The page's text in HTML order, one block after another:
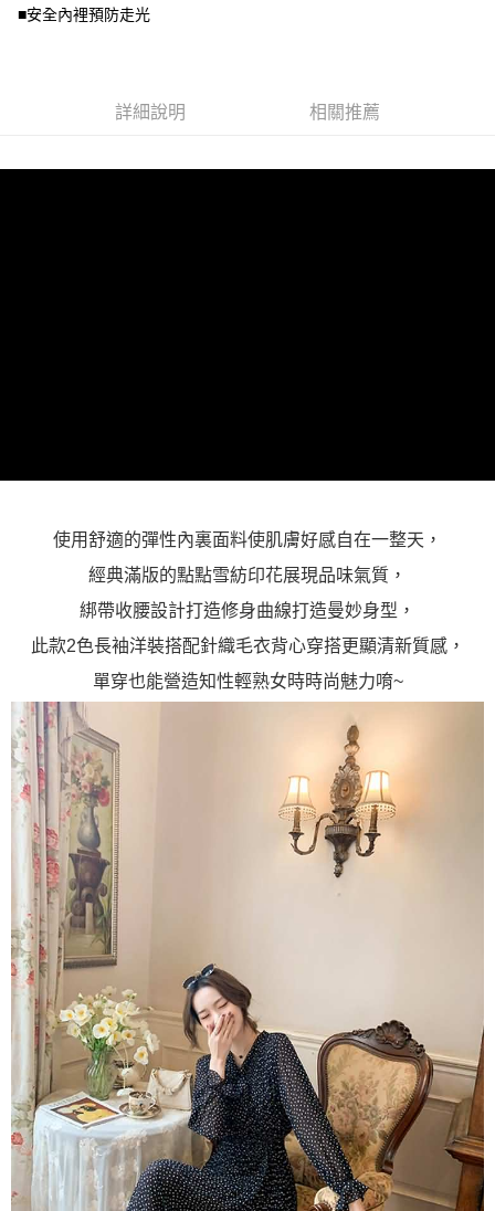
資料（包含姓名、電話或地址）提供予台灣大哥大進項蒐集、處理及利用，
※ 交易是否成功請以「AFTEE先享後付 」之結帳頁面顯示為準，若有關於
１．透過由恩沛科技股份有限公司提供之「AFTEE先享後付」服務完成之交
２．關於個人資料處理事宜，請瀏覽以下網址：
付款後7-11取貨
每筆NT$100，滿NT$1,000(含以上)免運費
■安全內裡預防走光
詳細說明 相關推薦
使用舒適的彈性內裏面料使肌膚好感自在一整天，
經典滿版的點點雪紡印花展現品味氣質，
綁帶收腰設計打造修身曲線打造曼妙身型，
此款2色長袖洋裝搭配針織毛衣背心穿搭更顯清新質感，
單穿也能營造知性輕熟女時時尚魅力唷~